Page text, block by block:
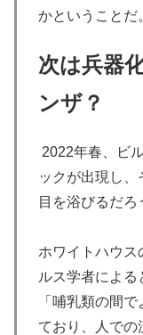
かということだ
次は兵器
ンザ？
2022年春、ビ
ックが出現し
目を浴びるだろ
ホワイトハウス
ルス学者によ
「哺乳類の間
ており、人で